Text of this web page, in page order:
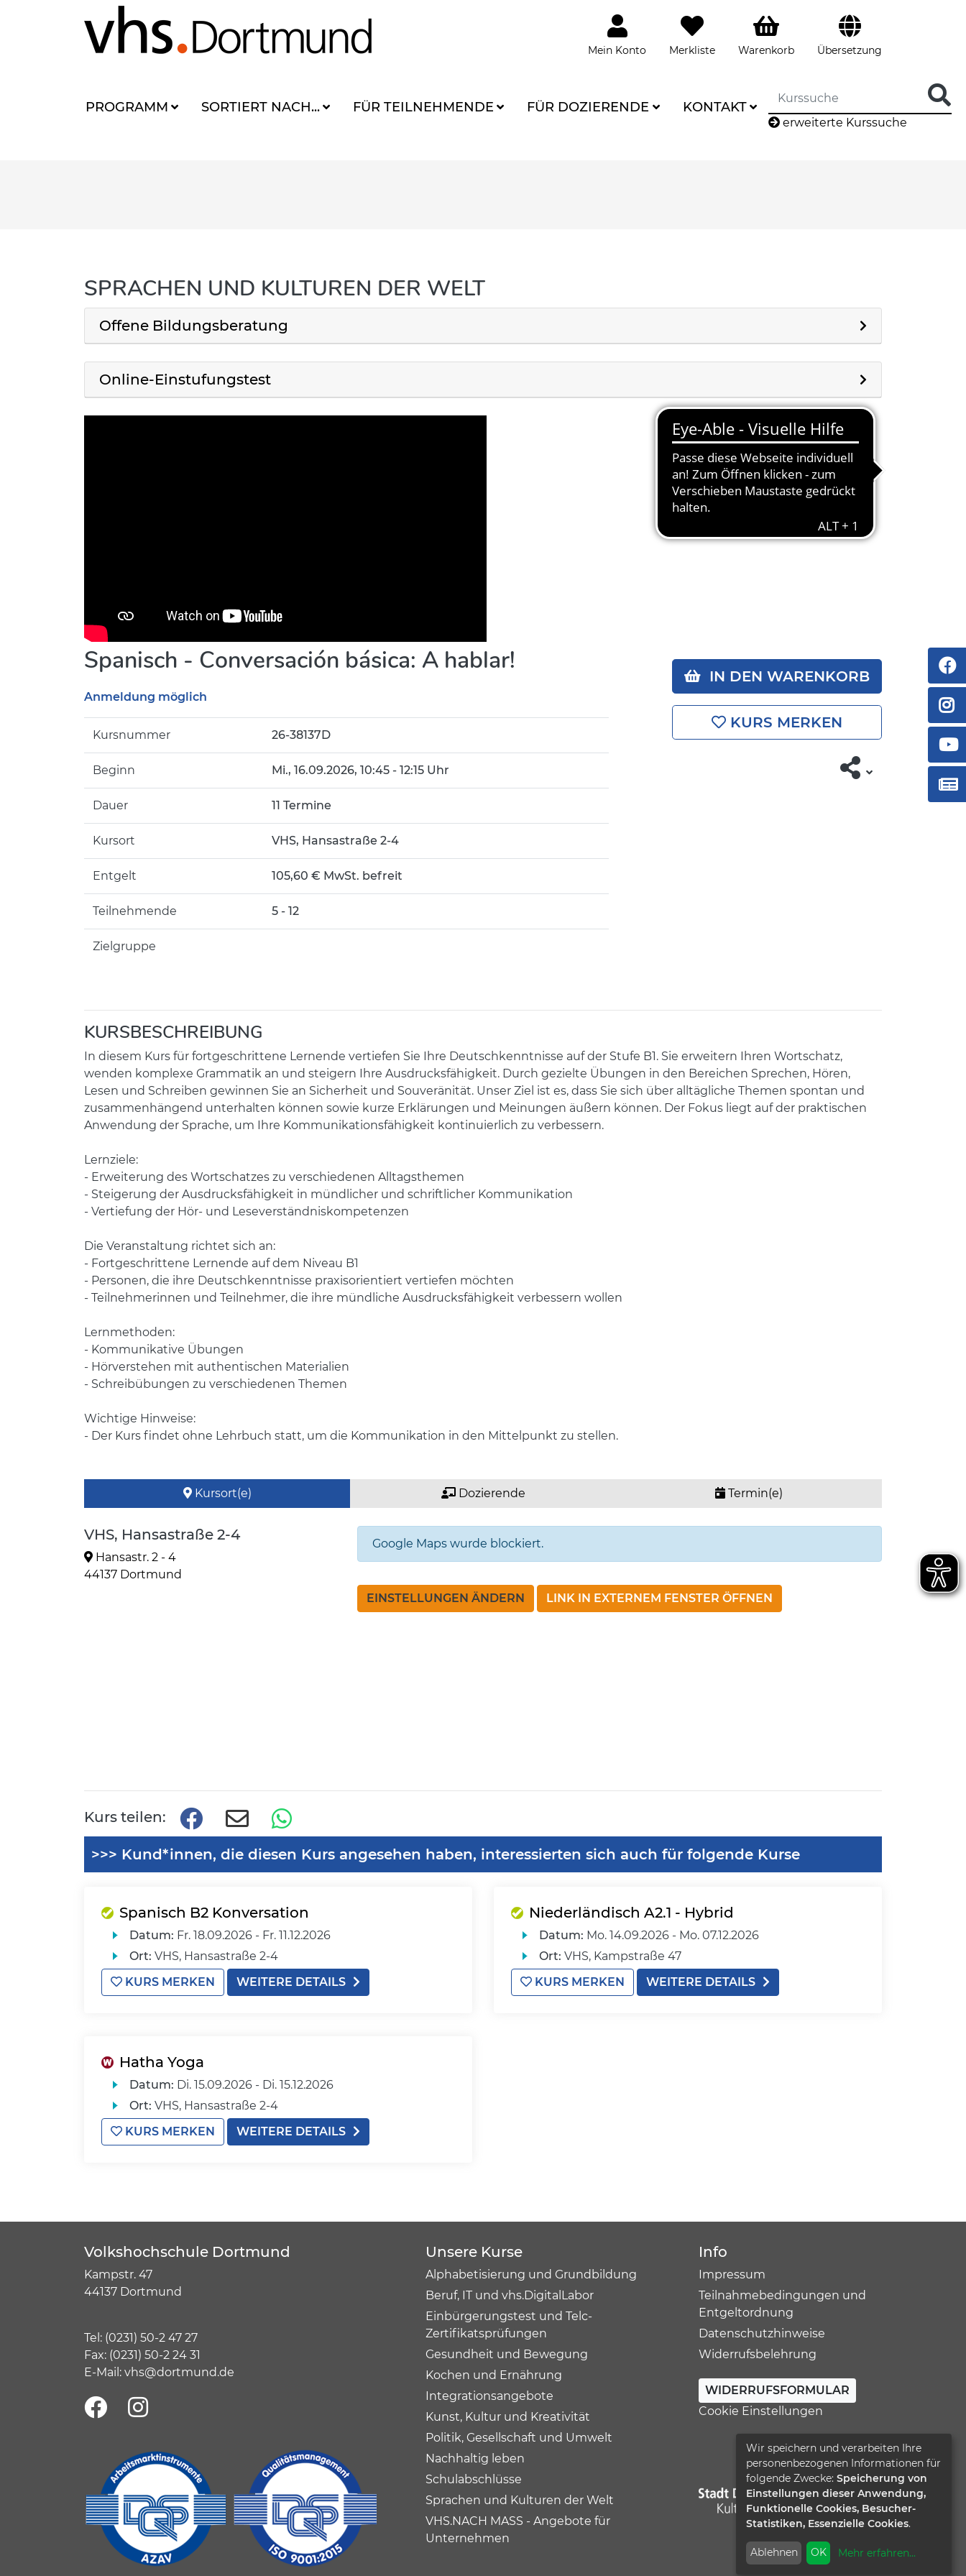
Mein Konto Merkliste Warenkorb Übersetzung
PROGRAMM SORTIERT NACH... FÜR TEILNEHMENDE FÜR DOZIERENDE KONTAKT
erweiterte Kurssuche
SPRACHEN UND KULTUREN DER WELT
Offene Bildungsberatung
Online-Einstufungstest
Spanisch - Conversación básica: A hablar!
Anmeldung möglich
Kursnummer 26-38137D
Beginn Mi., 16.09.2026, 10:45 - 12:15 Uhr
Dauer 11 Termine
Kursort VHS, Hansastraße 2-4
Entgelt 105,60 € MwSt. befreit
Teilnehmende 5 - 12
Zielgruppe
IN DEN WARENKORB
KURS MERKEN
KURSBESCHREIBUNG
In diesem Kurs für fortgeschrittene Lernende vertiefen Sie Ihre Deutschkenntnisse auf der Stufe B1. Sie erweitern Ihren Wortschatz,
wenden komplexe Grammatik an und steigern Ihre Ausdrucksfähigkeit. Durch gezielte Übungen in den Bereichen Sprechen, Hören,
Lesen und Schreiben gewinnen Sie an Sicherheit und Souveränität. Unser Ziel ist es, dass Sie sich über alltägliche Themen spontan und
zusammenhängend unterhalten können sowie kurze Erklärungen und Meinungen äußern können. Der Fokus liegt auf der praktischen
Anwendung der Sprache, um Ihre Kommunikationsfähigkeit kontinuierlich zu verbessern.
Lernziele:
- Erweiterung des Wortschatzes zu verschiedenen Alltagsthemen
- Steigerung der Ausdrucksfähigkeit in mündlicher und schriftlicher Kommunikation
- Vertiefung der Hör- und Leseverständniskompetenzen
Die Veranstaltung richtet sich an:
- Fortgeschrittene Lernende auf dem Niveau B1
- Personen, die ihre Deutschkenntnisse praxisorientiert vertiefen möchten
- Teilnehmerinnen und Teilnehmer, die ihre mündliche Ausdrucksfähigkeit verbessern wollen
Lernmethoden:
- Kommunikative Übungen
- Hörverstehen mit authentischen Materialien
- Schreibübungen zu verschiedenen Themen
Wichtige Hinweise:
- Der Kurs findet ohne Lehrbuch statt, um die Kommunikation in den Mittelpunkt zu stellen.
Kursort(e) Dozierende Termin(e)
VHS, Hansastraße 2-4
Hansastr. 2 - 4
44137 Dortmund
Google Maps wurde blockiert.
EINSTELLUNGEN ÄNDERN LINK IN EXTERNEM FENSTER ÖFFNEN
Kurs teilen:
>>> Kund*innen, die diesen Kurs angesehen haben, interessierten sich auch für folgende Kurse
Spanisch B2 Konversation
Datum: Fr. 18.09.2026 - Fr. 11.12.2026
Ort: VHS, Hansastraße 2-4
KURS MERKEN
WEITERE DETAILS
Niederländisch A2.1 - Hybrid
Datum: Mo. 14.09.2026 - Mo. 07.12.2026
Ort: VHS, Kampstraße 47
KURS MERKEN
WEITERE DETAILS
Hatha Yoga
Datum: Di. 15.09.2026 - Di. 15.12.2026
Ort: VHS, Hansastraße 2-4
KURS MERKEN
WEITERE DETAILS
Volkshochschule Dortmund
Kampstr. 47
44137 Dortmund
Tel: (0231) 50-2 47 27
Fax: (0231) 50-2 24 31
E-Mail: vhs@dortmund.de
Unsere Kurse
Alphabetisierung und Grundbildung
Beruf, IT und vhs.DigitalLabor
Einbürgerungstest und Telc-
Zertifikatsprüfungen
Gesundheit und Bewegung
Kochen und Ernährung
Integrationsangebote
Kunst, Kultur und Kreativität
Politik, Gesellschaft und Umwelt
Nachhaltig leben
Schulabschlüsse
Sprachen und Kulturen der Welt
VHS.NACH MASS - Angebote für
Unternehmen
Info
Impressum
Teilnahmebedingungen und
Entgeltordnung
Datenschutzhinweise
Widerrufsbelehrung
WIDERRUFSFORMULAR
Cookie Einstellungen
Wir speichern und verarbeiten Ihre
personenbezogenen Informationen für
folgende Zwecke: Speicherung von
Einstellungen dieser Anwendung,
Funktionelle Cookies, Besucher-
Statistiken, Essenzielle Cookies.
Ablehnen OK Mehr erfahren...